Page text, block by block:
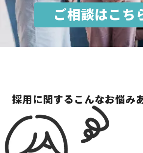
ご相談はこち
採用に関するこんなお悩み